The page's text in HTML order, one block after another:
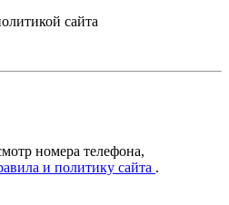
сайта
номера телефона,
и политику сайта .